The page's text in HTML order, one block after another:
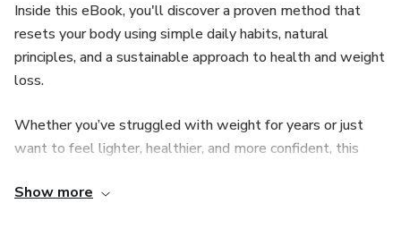
Inside this eBook, you'll discover a proven method that
resets your body using simple daily habits, natural
principles, and a sustainable approach to health and weight
loss.
Whether you’ve struggled with weight for years or just
want to feel lighter, healthier, and more confident, this
results—quickly and naturally.
Show more